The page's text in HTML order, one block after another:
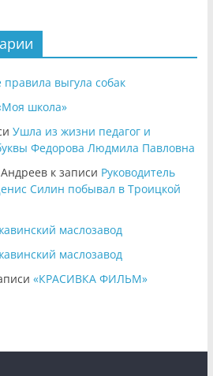
выгула собак
школа»
Ушла из жизни педагог и
Федорова Людмила Павловна
к записи Руководитель
Силин побывал в Троицкой
маслозавод
маслозавод
«КРАСИВКА ФИЛЬМ»